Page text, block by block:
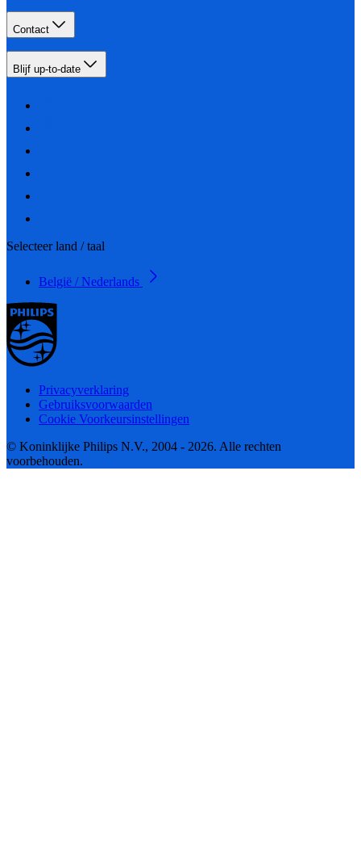
Contact
Blijf up-to-date
Selecteer land / taal
België / Nederlands
Privacyverklaring
Gebruiksvoorwaarden
Cookie Voorkeursinstellingen
© Koninklijke Philips N.V., 2004 - 2026. Alle rechten
voorbehouden.